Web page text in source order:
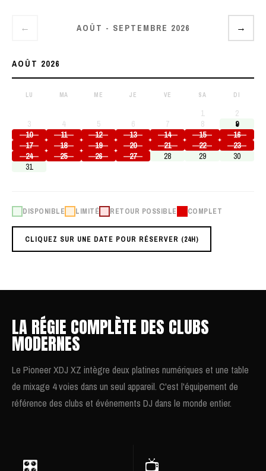
← AOÛT - SEPTEMBRE 2026 →
AOÛT 2026
LU MA ME JE VE SA DI
1
2
3
4 5 6 7 8
9
10
11 12 13 14 15
16
17
18 19 20 21 22
23
24
25 26 27 28 29
30
31
DISPONIBLE LIMITÉ RETOUR POSSIBLE COMPLET
CLIQUEZ SUR UNE DATE POUR RÉSERVER (24H)
LA RÉGIE COMPLÈTE DES CLUBS
MODERNES
Le Pioneer XDJ XZ intègre deux platines numériques et une table
de mixage 4 voies dans un seul appareil. C'est l'équipement de
référence des clubs et événements DJ dans le monde entier.
🎛️ 📺